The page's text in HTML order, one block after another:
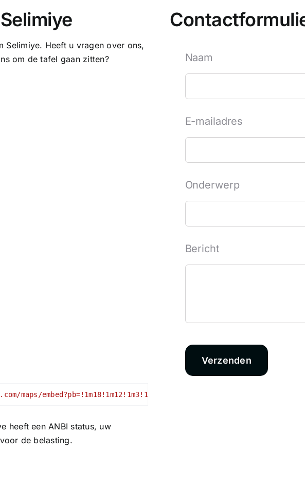
Selimiye. Heeft u vragen over ons,
om de tafel gaan zitten?
maps/
heeft een ANBI status, uw
de belasting.
Naam
E-mailadres
Onderwerp
Bericht
Verzenden